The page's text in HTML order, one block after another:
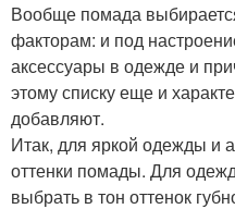
Вообще помада
факторам: и под
аксессуары в одежде и
этому списку еще и
добавляют.
Итак, для яркой одежды и
оттенки помады. Для
выбрать в тон оттенок